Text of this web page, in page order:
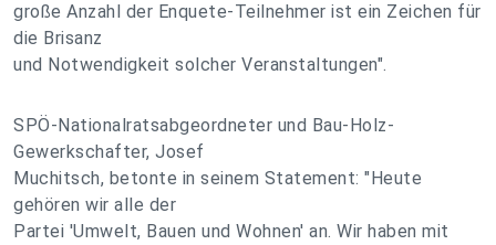
große Anzahl der Enquete-Teilnehmer ist ein Zeichen für
die Brisanz
und Notwendigkeit solcher Veranstaltungen".
SPÖ-Nationalratsabgeordneter und Bau-Holz-
Gewerkschafter, Josef
Muchitsch, betonte in seinem Statement: "Heute
gehören wir alle der
Partei 'Umwelt, Bauen und Wohnen' an. Wir haben mit